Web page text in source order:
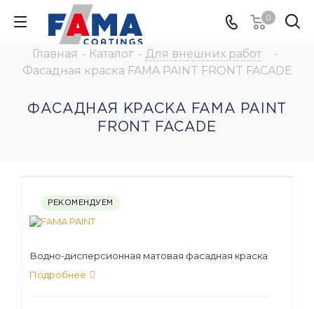
0
Главная - Каталог - Для внешних работ
-
Фасадная краска FAMA PAINT FRONT FACADE
ФАСАДНАЯ КРАСКА FAMA PAINT
FRONT FACADE
РЕКОМЕНДУЕМ
Водно-дисперсионная матовая фасадная краска
Подробнее